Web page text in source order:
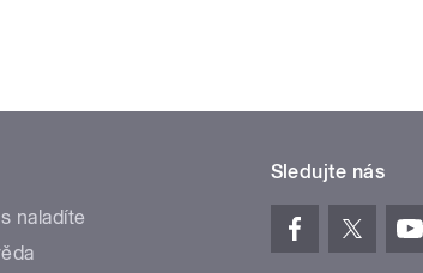
naladíte
Sledujte nás